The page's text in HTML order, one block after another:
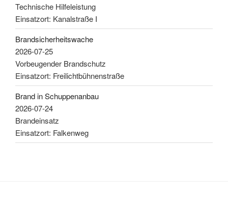
Technische Hilfeleistung
Einsatzort: Kanalstraße I
Brandsicherheitswache
2026-07-25
Vorbeugender Brandschutz
Einsatzort: Freilichtbühnenstraße
Brand in Schuppenanbau
2026-07-24
Brandeinsatz
Einsatzort: Falkenweg